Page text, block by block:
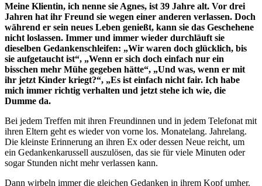
Meine Klientin, ich nenne sie Agnes, ist 39 Jahre alt. Vor drei
Jahren hat ihr Freund sie wegen einer anderen verlassen. Doch
während er sein neues Leben genießt, kann sie das Geschehene
nicht loslassen. Immer und immer wieder durchläuft sie
dieselben Gedankenschleifen: „Wir waren doch glücklich, bis
sie aufgetaucht ist“, „Wenn er sich doch einfach nur ein
bisschen mehr Mühe gegeben hätte“, „Und was, wenn er mit
ihr jetzt Kinder kriegt?“, „Es ist einfach nicht fair. Ich habe
mich immer richtig verhalten und jetzt stehe ich wie, die
Dumme da.
Bei jedem Treffen mit ihren Freundinnen und in jedem Telefonat mit
ihren Eltern geht es wieder von vorne los. Monatelang. Jahrelang.
Die kleinste Erinnerung an ihren Ex oder dessen Neue reicht, um
ein Gedankenkarussell auszulösen, das sie für viele Minuten oder
sogar Stunden nicht mehr verlassen kann.
Dann wirbeln immer die gleichen Gedanken in ihrem Kopf umher.